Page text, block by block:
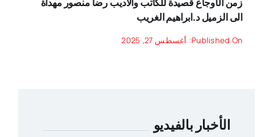
الى الزميل د.ابراهيم الغريب
Published On: أغسطس 27, 2025
الأخبار بالفيديو